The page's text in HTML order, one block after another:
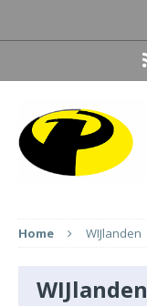
Home WIJlanden
WIJlanden